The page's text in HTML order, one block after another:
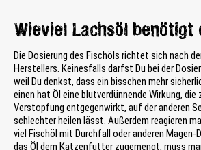
Wieviel Lachsöl benötigt
Die Dosierung des Fischöls richtet sich nach
Herstellers. Keinesfalls darfst Du bei der
weil Du denkst, dass ein bisschen mehr
einen hat Öl eine blutverdünnende Wirkung, die
Verstopfung entgegenwirkt, auf der anderen
schlechter heilen lässt. Außerdem reagieren
viel Fischöl mit Durchfall oder anderen Magen-
das Öl dem Katzenfutter zugemengt, muss